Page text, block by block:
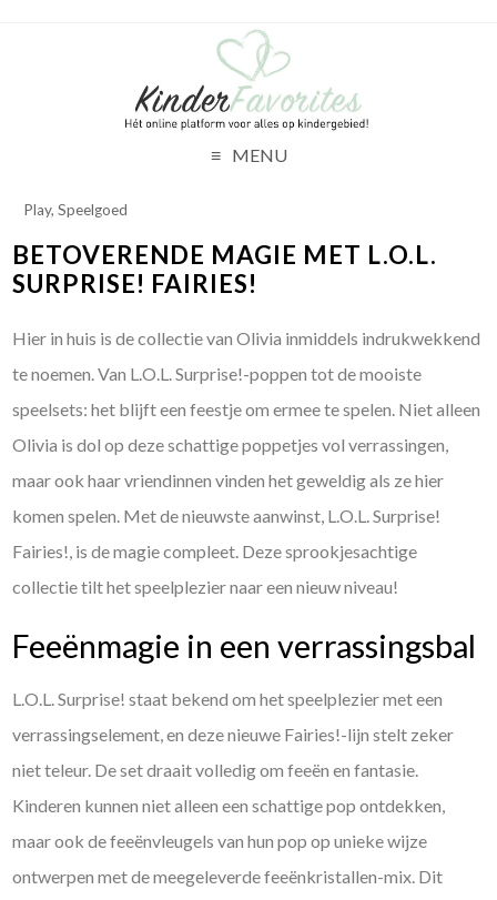
MENU
Play,Speelgoed
BETOVERENDE MAGIE MET L.O.L.
SURPRISE! FAIRIES!
Hier in huis is de collectie van Olivia inmiddels indrukwekkend
te noemen. Van L.O.L. Surprise!-poppen tot de mooiste
speelsets: het blijft een feestje om ermee te spelen. Niet alleen
Olivia is dol op deze schattige poppetjes vol verrassingen,
maar ook haar vriendinnen vinden het geweldig als ze hier
komen spelen. Met de nieuwste aanwinst, L.O.L. Surprise!
Fairies!, is de magie compleet. Deze sprookjesachtige
collectie tilt het speelplezier naar een nieuw niveau!
Feeënmagie in een verrassingsbal
L.O.L. Surprise! staat bekend om het speelplezier met een
verrassingselement, en deze nieuwe Fairies!-lijn stelt zeker
niet teleur. De set draait volledig om feeën en fantasie.
Kinderen kunnen niet alleen een schattige pop ontdekken,
maar ook de feeënvleugels van hun pop op unieke wijze
ontwerpen met de meegeleverde feeënkristallen-mix. Dit